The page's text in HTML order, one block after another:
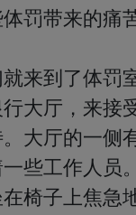
罚带来的痛苦
来到了体罚
大厅，来接
大厅的一侧
些工作人员
椅子上焦急